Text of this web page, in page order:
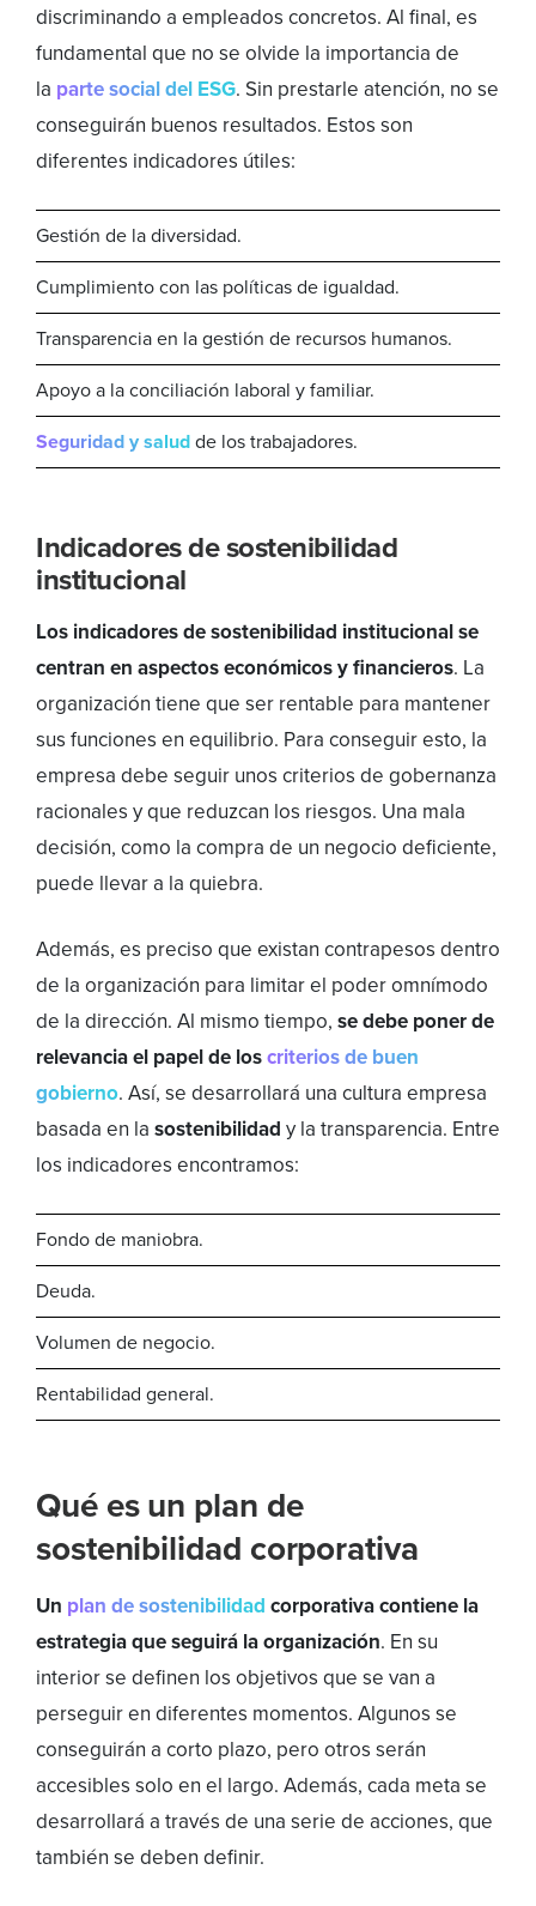
discriminando a empleados concretos. Al final, es
fundamental que no se olvide la importancia de
la parte social del ESG. Sin prestarle atención, no se
conseguirán buenos resultados. Estos son
diferentes indicadores útiles:
Gestión de la diversidad.
Cumplimiento con las políticas de igualdad.
Transparencia en la gestión de recursos humanos.
Apoyo a la conciliación laboral y familiar.
Seguridad y saludde los trabajadores.
Indicadores de sostenibilidad
institucional
Los indicadores de sostenibilidad institucional se
centran en aspectos económicos y financieros. La
organización tiene que ser rentable para mantener
sus funciones en equilibrio. Para conseguir esto, la
empresa debe seguir unos criterios de gobernanza
racionales y que reduzcan los riesgos. Una mala
decisión, como la compra de un negocio deficiente,
puede llevar a la quiebra.
Además, es preciso que existan contrapesos dentro
de la organización para limitar el poder omnímodo
de la dirección. Al mismo tiempo, se debe poner de
relevancia el papel de loscriterios de buen
gobierno. Así, se desarrollará una cultura empresa
basada en la sostenibilidad y la transparencia. Entre
los indicadores encontramos:
Fondo de maniobra.
Deuda.
Volumen de negocio.
Rentabilidad general.
Qué es un plan de
sostenibilidad corporativa
Un plan de sostenibilidad corporativa contiene la
estrategia que seguirá la organización. En su
interior se definen los objetivos que se van a
perseguir en diferentes momentos. Algunos se
conseguirán a corto plazo, pero otros serán
accesibles solo en el largo. Además, cada meta se
desarrollará a través de una serie de acciones, que
también se deben definir.